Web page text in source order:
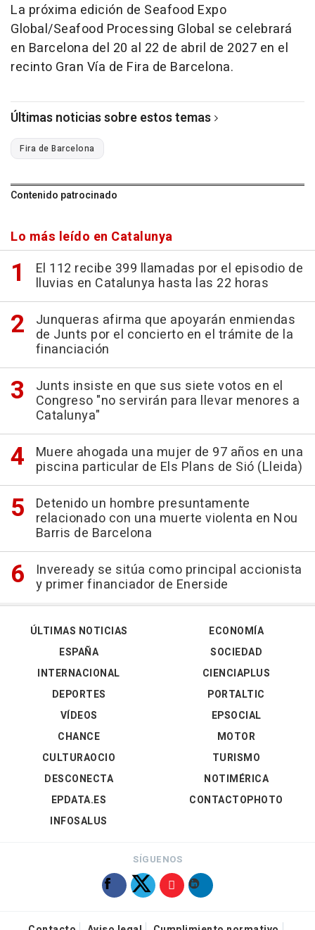
La próxima edición de Seafood Expo
Global/Seafood Processing Global se celebrará
en Barcelona del 20 al 22 de abril de 2027 en el
recinto Gran Vía de Fira de Barcelona.
Últimas noticias sobre estos temas
Fira de Barcelona
Contenido patrocinado
Lo más leído en Catalunya
El 112 recibe 399 llamadas por el episodio de
lluvias en Catalunya hasta las 22 horas
Junqueras afirma que apoyarán enmiendas
de Junts por el concierto en el trámite de la
financiación
Junts insiste en que sus siete votos en el
Congreso "no servirán para llevar menores a
Catalunya"
Muere ahogada una mujer de 97 años en una
piscina particular de Els Plans de Sió (Lleida)
Detenido un hombre presuntamente
relacionado con una muerte violenta en Nou
Barris de Barcelona
Inveready se sitúa como principal accionista
y primer financiador de Enerside
ÚLTIMAS NOTICIAS
ESPAÑA
INTERNACIONAL
DEPORTES
VÍDEOS
ECONOMÍA
SOCIEDAD
CIENCIAPLUS
PORTALTIC
EPSOCIAL
CHANCE
CULTURAOCIO
DESCONECTA
EPDATA.ES
INFOSALUS
MOTOR
TURISMO
NOTIMÉRICA
CONTACTOPHOTO
SÍGUENOS